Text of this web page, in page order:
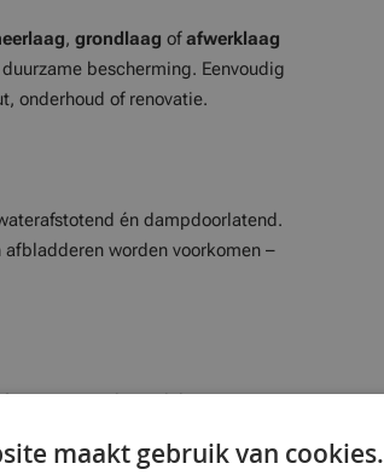
, grondlaag ofafwerklaag
bescherming. Eenvoudig
onderhoud of renovatie.
én dampdoorlatend.
worden voorkomen –
met veel voordelen:
maakt gebruik van cookies.